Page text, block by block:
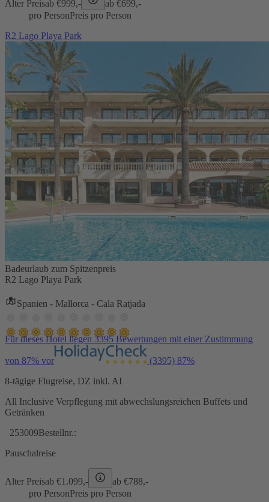
Alter Preisab €999,- ab €699,-
pro PersonPreis pro Person
R2 Lago Playa Park
Badeurlaub zum Spitzenpreis
R2 Lago Playa Park
Spanien - Mallorca - Cala Ratjada
Für dieses Hotel liegen 3395 Bewertungen mit einer Zustimmung
von 87% vor (3395) 87%
8-tägige Flugreise, DZ inkl. AI
All Inclusive Verpflegung mit abwechslungsreichen Buffets und
Getränken
253009Bestellnr.:
Pauschalreise
Alter Preisab €1.099,- ab €788,-
pro PersonPreis pro Person